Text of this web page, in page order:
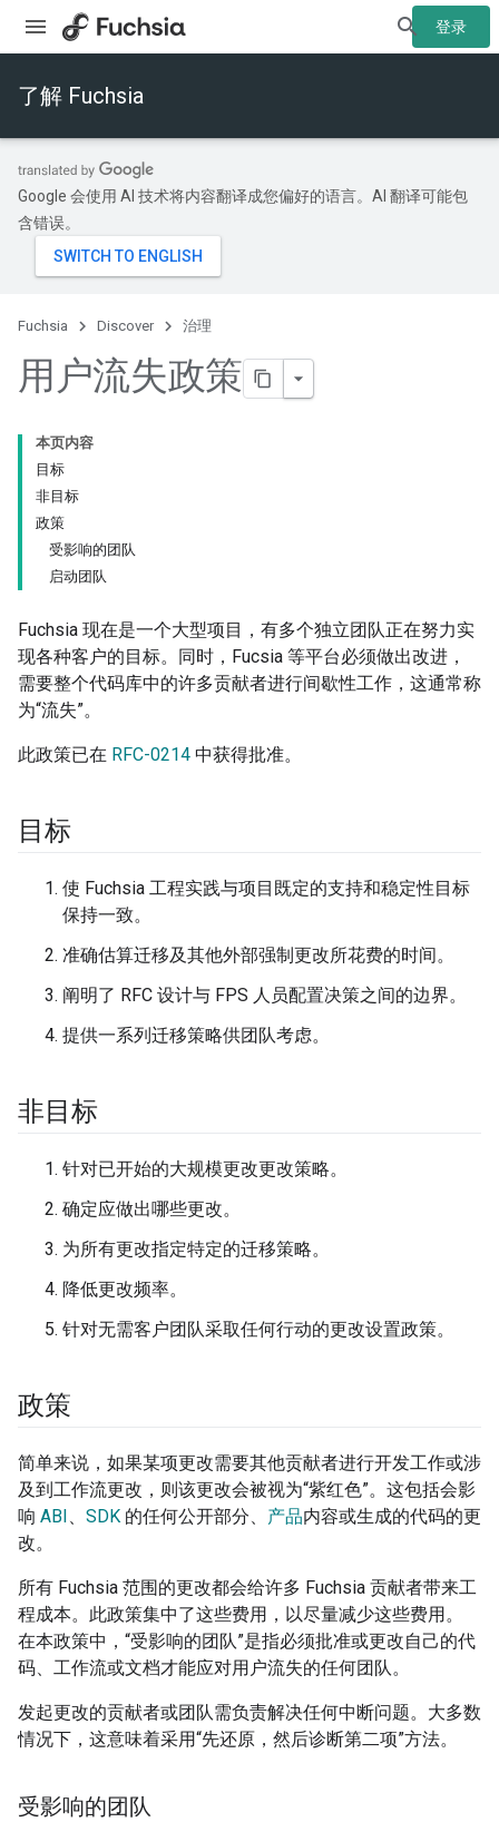
登录
了解 Fuchsia
Google 会使用 AI 技术将内容翻译成您偏好的语言。AI 翻译可能包
含错误。
Fuchsia Discover 治理
用户流失政策
本页内容
目标
非目标
政策
受影响的团队
启动团队
Fuchsia 现在是一个大型项目，有多个独立团队正在努力实
现各种客户的目标。同时，Fucsia 等平台必须做出改进，
需要整个代码库中的许多贡献者进行间歇性工作，这通常称
为“流失”。
此政策已在 RFC-0214 中获得批准。
目标
使 Fuchsia 工程实践与项目既定的支持和稳定性目标
保持一致。
准确估算迁移及其他外部强制更改所花费的时间。
阐明了 RFC 设计与 FPS 人员配置决策之间的边界。
提供一系列迁移策略供团队考虑。
非目标
针对已开始的大规模更改更改策略。
确定应做出哪些更改。
为所有更改指定特定的迁移策略。
降低更改频率。
针对无需客户团队采取任何行动的更改设置政策。
政策
简单来说，如果某项更改需要其他贡献者进行开发工作或涉
及到工作流更改，则该更改会被视为“紫红色”。这包括会影
响 ABI、 SDK 的任何公开部分、 产品内容或生成的代码的更
改。
所有 Fuchsia 范围的更改都会给许多 Fuchsia 贡献者带来工
程成本。此政策集中了这些费用，以尽量减少这些费用。
在本政策中，“受影响的团队”是指必须批准或更改自己的代
码、工作流或文档才能应对用户流失的任何团队。
发起更改的贡献者或团队需负责解决任何中断问题。大多数
情况下，这意味着采用“先还原，然后诊断第二项”方法。
受影响的团队